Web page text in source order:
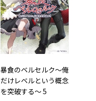
暴食のベルセルク～俺
だけレベルという概念
を突破する～ 5